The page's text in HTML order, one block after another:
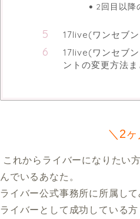
2回目以降
17live(ワンセブ
17live(ワンセブ
ントの変更方法ま
＼2
んでいるあなた。
ライバー公式事務所に所属して
ライバーとして成功している